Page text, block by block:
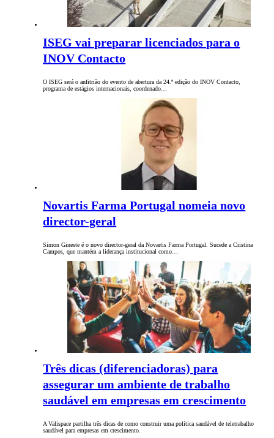
ISEG vai preparar licenciados para o
INOV Contacto
O ISEG será o anfitrião do evento de abertura da 24.ª edição do INOV Contacto,
programa de estágios internacionais, coordenado…
Novartis Farma Portugal nomeia novo
director-geral
Simon Gineste é o novo director-geral da Novartis Farma Portugal. Sucede a Cristina
Campos, que mantém a liderança institucional como…
Três dicas (diferenciadoras) para
assegurar um ambiente de trabalho
saudável em empresas em crescimento
A Valispace partilha três dicas de como construir uma política saudável de teletrabalho
saudável para empresas em crescimento.